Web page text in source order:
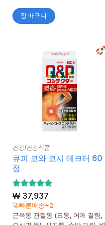
장바구니
건강/건강식품
큐피 코와 코시 테크터 60
정
5 중에서
5로 평가
됨
₩37,937
🚀빠른배송+2
근육통 관절통 (요통, 어깨 결림,